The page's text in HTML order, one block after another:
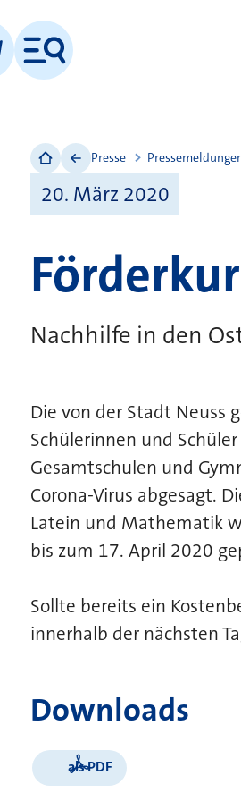
Sprache
Menü
Presse
20. März 2020
Nachhilfe in den
Die von der Stadt Neuss
Schülerinnen und
Gesamtschulen und
Corona-Virus abgesagt.
Latein und Mathematik
bis zum 17. April 2020
Sollte bereits ein
innerhalb der nächsten
Downloads
als PDF